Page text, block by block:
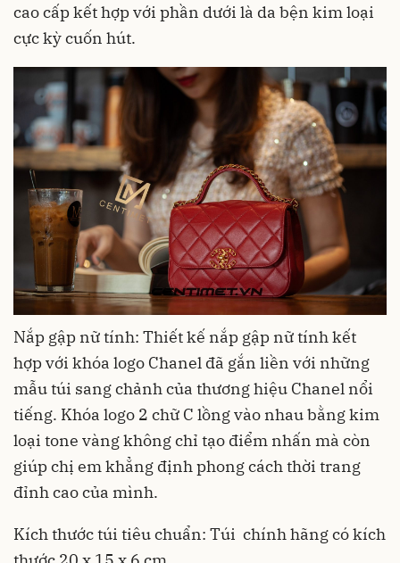
cao cấp kết hợp với phần dưới là da bện kim loại
cực kỳ cuốn hút.
Nắp gập nữ tính: Thiết kế nắp gập nữ tính kết
hợp với khóa logo Chanel đã gắn liền với những
mẫu túi sang chảnh của thương hiệu Chanel nổi
tiếng. Khóa logo 2 chữ C lồng vào nhau bằng kim
loại tone vàng không chỉ tạo điểm nhấn mà còn
giúp chị em khẳng định phong cách thời trang
đỉnh cao của mình.
Kích thước túi tiêu chuẩn: Túi chính hãng có kích